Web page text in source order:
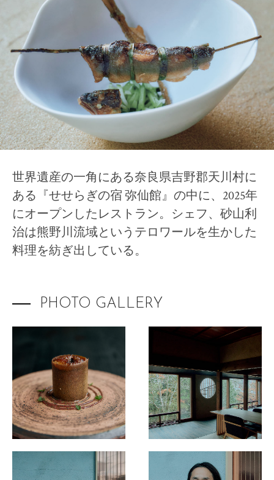
SÉN
Restaurant Présage
2026 selection map
2026 partners & team
2026 審査リポート
Pick up article by Suntory
2026 Award Ceremony
Sustainable Japan Magazine (Vol.56)
Destination Restaurants 2025
ファームレストラン クオーレ
オステリア・シンチェリータ
ノンナ・ニェッタ
レストランKAM
ひまわり食堂2(ツー)
くるますし
日本料理 別府廣門
センティウ
2025 selection map
2025 partners & team
2025 審査リポート
2025 Award Ceremony
世界遺産の一角にある奈良県吉野郡天川村に
ある『せせらぎの宿 弥仙館』の中に、2025年
にオープンしたレストラン。シェフ、砂山利
治は熊野川流域というテロワールを生かした
料理を紡ぎ出している。
PHOTO GALLERY